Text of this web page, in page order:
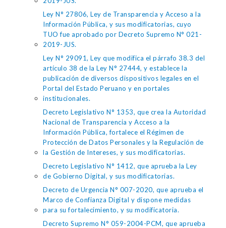
Ley N° 27806, Ley de Transparencia y Acceso a la
Información Pública, y sus modificatorias, cuyo
TUO fue aprobado por Decreto Supremo N° 021-
2019-JUS.
Ley N° 29091, Ley que modifica el párrafo 38.3 del
artículo 38 de la Ley N° 27444, y establece la
publicación de diversos dispositivos legales en el
Portal del Estado Peruano y en portales
institucionales.
Decreto Legislativo N° 1353, que crea la Autoridad
Nacional de Transparencia y Acceso a la
Información Pública, fortalece el Régimen de
Protección de Datos Personales y la Regulación de
la Gestión de Intereses, y sus modificatorias.
Decreto Legislativo N° 1412, que aprueba la Ley
de Gobierno Digital, y sus modificatorias.
Decreto de Urgencia N° 007-2020, que aprueba el
Marco de Confianza Digital y dispone medidas
para su fortalecimiento, y su modificatoria.
Decreto Supremo N° 059-2004-PCM, que aprueba